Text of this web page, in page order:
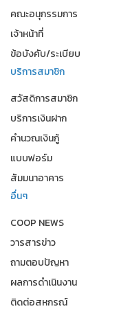
คณะอนุกรรมการ
เจ้าหน้าที่
ข้อบังคับ/ระเบียบ
บริการสมาชิก
สวัสดิการสมาชิก
บริการเงินฝาก
คำนวณเงินกู้
แบบฟอร์ม
สัมมนาอาคาร
อื่นๆ
COOP NEWS
วารสารข่าว
ถามตอบปัญหา
ผลการดำเนินงาน
ติดต่อสหกรณ์